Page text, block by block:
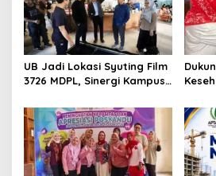
UB Jadi Lokasi Syuting Film
3726 MDPL, Sinergi Kampus
Hadirkan Pengalaman
Nyata bagi Mahasiswa